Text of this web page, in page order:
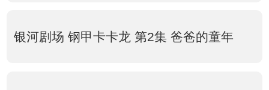
银河剧场 钢甲卡卡龙 第2集 爸爸的童年